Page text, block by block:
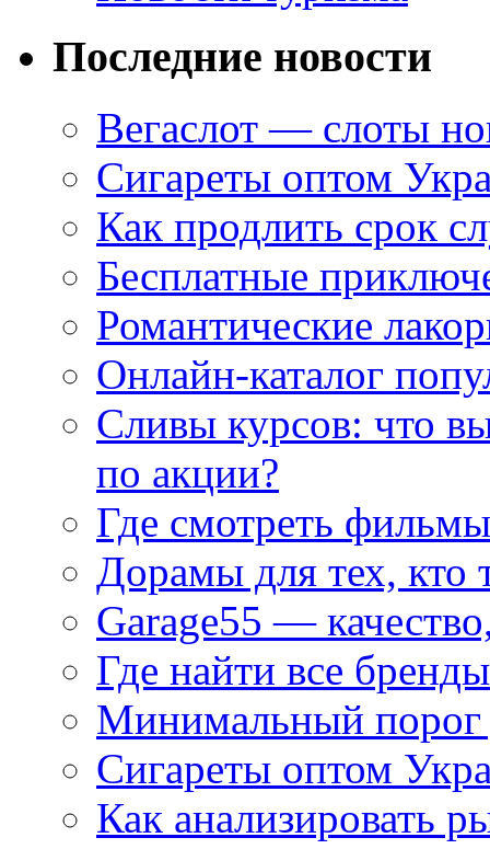
Последние новости
Вегаслот — слоты
Сигареты оптом
Как продлить срок
Бесплатные
Романтические
Онлайн-каталог
Сливы курсов: что
по акции?
Где смотреть
Дорамы для тех, кто
Garage55 —
Где найти все
Минимальный порог
Сигареты оптом
Как анализировать